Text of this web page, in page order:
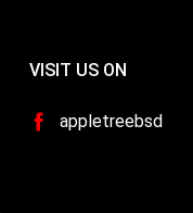
VISIT US ON
appletreebsd